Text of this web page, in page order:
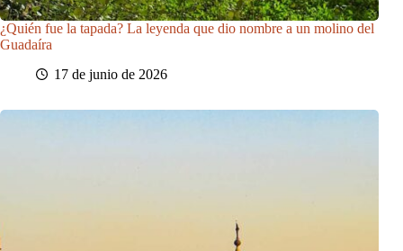
¿Quién fue la tapada? La leyenda que dio nombre a un molino del
Guadaíra
17 de junio de 2026